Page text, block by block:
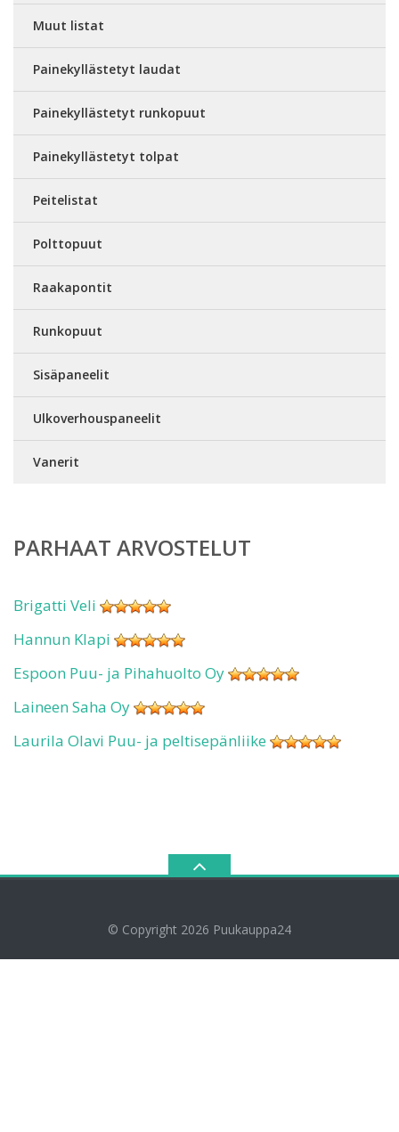
Muut listat
Painekyllästetyt laudat
Painekyllästetyt runkopuut
Painekyllästetyt tolpat
Peitelistat
Polttopuut
Raakapontit
Runkopuut
Sisäpaneelit
Ulkoverhouspaneelit
Vanerit
PARHAAT ARVOSTELUT
Brigatti Veli
Hannun Klapi
Espoon Puu- ja Pihahuolto Oy
Laineen Saha Oy
Laurila Olavi Puu- ja peltisepänliike
© Copyright 2026 Puukauppa24